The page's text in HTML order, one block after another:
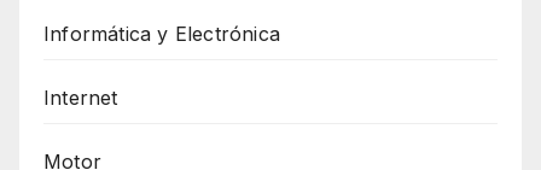
Informática y Electrónica
Internet
Motor